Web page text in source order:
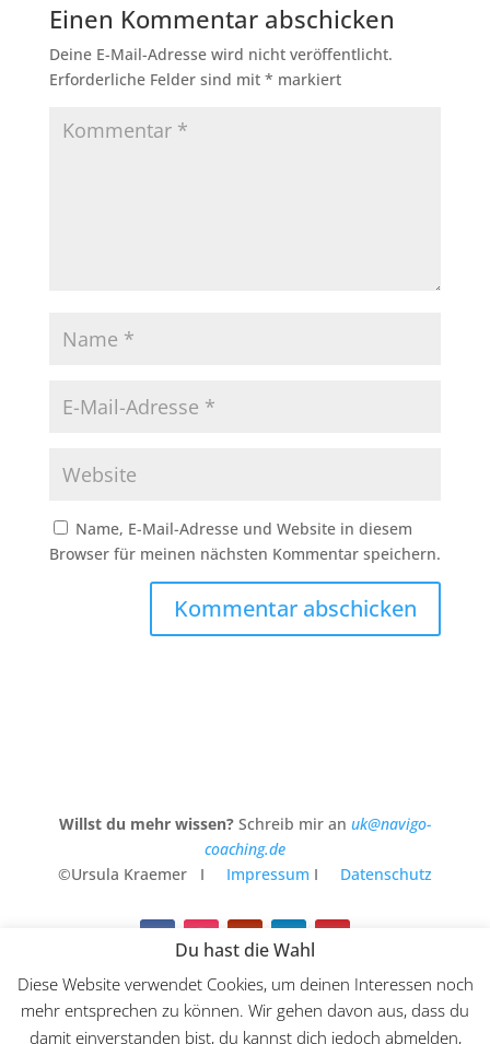
Einen Kommentar abschicken
Deine E-Mail-Adresse wird nicht veröffentlicht.
Erforderliche Felder sind mit * markiert
Name, E-Mail-Adresse und Website in diesem
Browser für meinen nächsten Kommentar speichern.
Kommentar abschicken
Willst du mehr wissen? Schreib mir an uk@navigo-
coaching.de
©Ursula Kraemer I
Impressum I Datenschutz
DieWebsitefür meine kreative Arbeit und dazu der
zweiteInstagram-Account
Du hast die Wahl
Diese Website verwendet Cookies, um deinen Interessen noch
mehr entsprechen zu können. Wir gehen davon aus, dass du
damit einverstanden bist, du kannst dich jedoch abmelden,